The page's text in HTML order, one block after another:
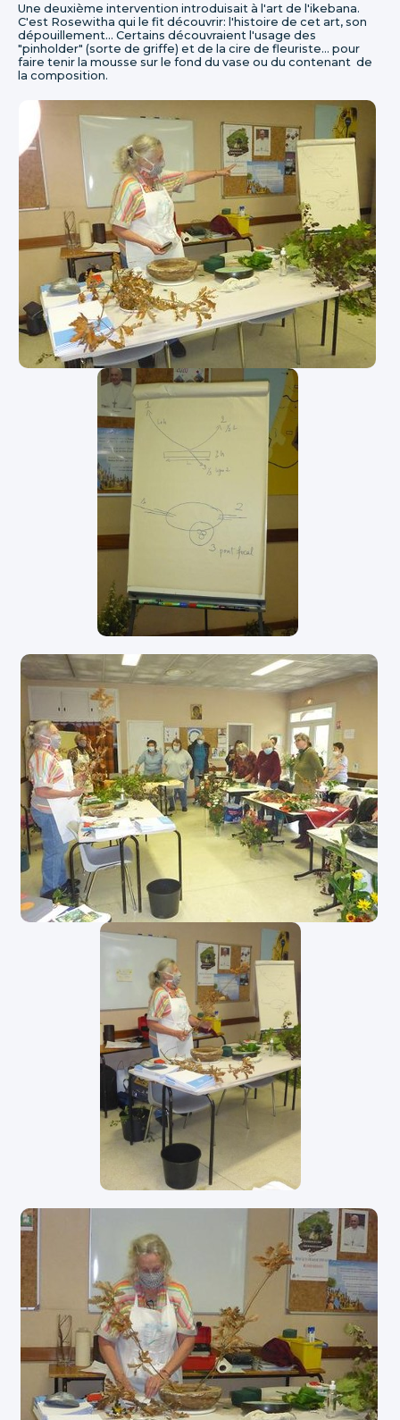
Une deuxième intervention introduisait à l'art de l'ikebana.
C'est Rosewitha qui le fit découvrir: l'histoire de cet art, son
dépouillement... Certains découvraient l'usage des
"pinholder" (sorte de griffe) et de la cire de fleuriste... pour
faire tenir la mousse sur le fond du vase ou du contenant de
la composition.